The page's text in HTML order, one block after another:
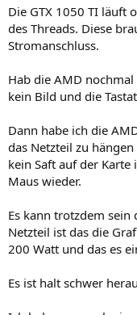
Die GTX 1050 TI läuft
des Threads. Diese
Stromanschluss.
Hab die AMD
kein Bild und die
Dann habe ich die
das Netzteil zu
kein Saft auf der
Maus wieder.
Es kann trotzdem
Netzteil ist das die
200 Watt und das es
Es ist halt schwer